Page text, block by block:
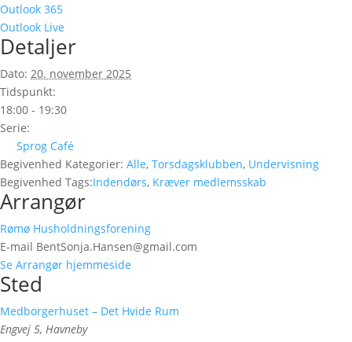
Outlook 365
Outlook Live
Detaljer
Dato: 20. november 2025
Tidspunkt:
18:00 - 19:30
Serie:
Sprog Café
Begivenhed Kategorier: Alle, Torsdagsklubben, Undervisning
Begivenhed Tags:Indendørs, Kræver medlemsskab
Arrangør
Rømø Husholdningsforening
E-mail BentSonja.Hansen@gmail.com
Se Arrangør hjemmeside
Sted
Medborgerhuset – Det Hvide Rum
Engvej 5, Havneby